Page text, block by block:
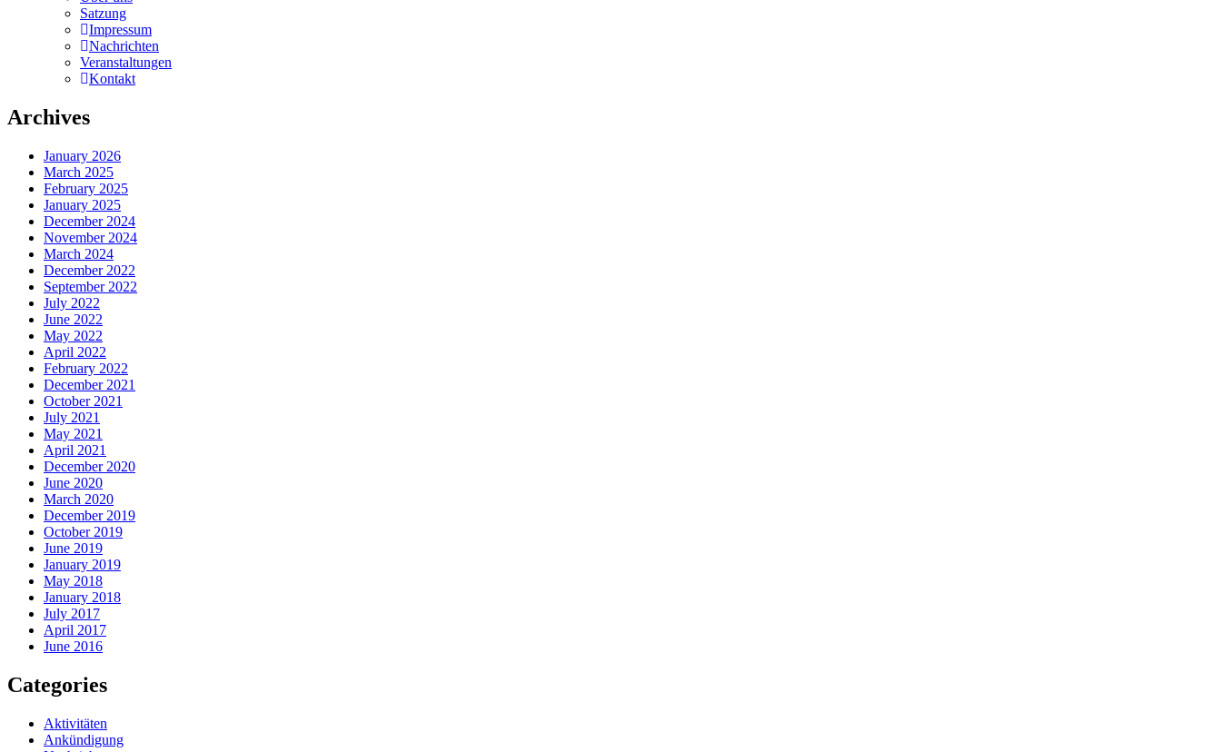
Satzung
Impressum
Nachrichten
Veranstaltungen
Kontakt
Archives
January 2026
March 2025
February 2025
January 2025
December 2024
November 2024
March 2024
December 2022
September 2022
July 2022
June 2022
May 2022
April 2022
February 2022
December 2021
October 2021
July 2021
May 2021
April 2021
December 2020
June 2020
March 2020
December 2019
October 2019
June 2019
January 2019
May 2018
January 2018
July 2017
April 2017
June 2016
Categories
Aktivitäten
Ankündigung